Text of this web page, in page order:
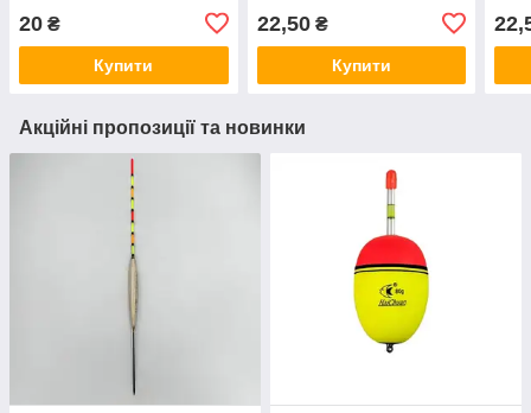
20 ₴
Купити
22,50₴
Купити
Акційні пропозиції та новинки